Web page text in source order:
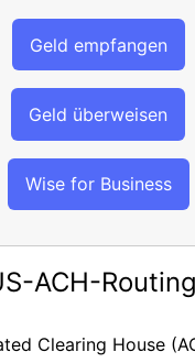
Geld empfangen
Geld überweisen
Wise for Business
ACH-
Clearing House